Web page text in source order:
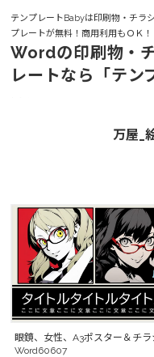
テンプレートBabyは印刷物・チラ
プレートが無料！商用利用もＯＫ！
Wordの印刷物・
レートなら「テン
万屋_
眼鏡、女性、A3ポスター＆チラ
Word60607